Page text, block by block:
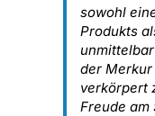
sowohl
Produkts
der Merkur
verkörpert
Freude am